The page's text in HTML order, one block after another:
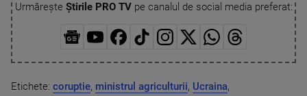
Urmărește Știrile PRO TVpe canalul de social media preferat:
Etichete: coruptie, ministrul agriculturii, Ucraina,